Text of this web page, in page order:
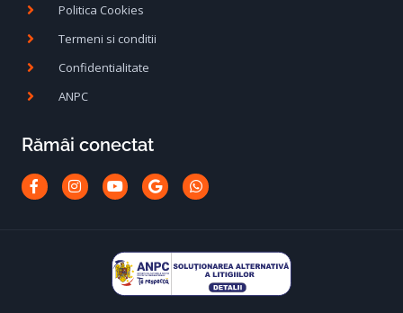
Politica Cookies
Termeni si conditii
Confidentialitate
ANPC
Rămâi conectat
Facebook-
f
Instagram
YoutubeGoogleWhatsapp